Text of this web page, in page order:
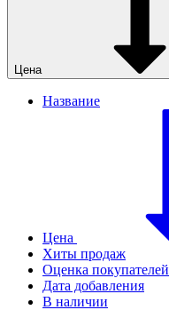
Цена
Название
Цена
Хиты продаж
Оценка покупателей
Дата добавления
В наличии